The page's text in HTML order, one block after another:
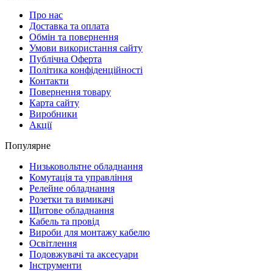
Про нас
Доставка та оплата
Обмін та повернення
Умови використання сайту
Публічна Оферта
Політика конфіденційності
Контакти
Повернення товару
Карта сайту
Виробники
Акції
Популярне
Низьковольтне обладнання
Комутація та управління
Релейне обладнання
Розетки та вимикачі
Щитове обладнання
Кабель та провід
Вироби для монтажу кабелю
Освітлення
Подовжувачі та аксесуари
Інструменти